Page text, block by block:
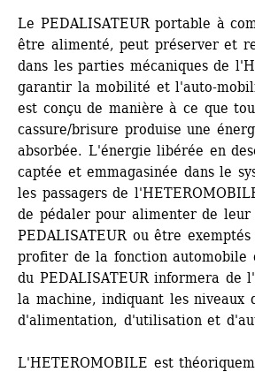
Le PEDALISATEUR portable à
être alimenté, peut préserver et
dans les parties mécaniques de
garantir la mobilité et l'auto-
est conçu de manière à ce que
cassure/brisure produise une
absorbée. L'énergie libérée en
captée et emmagasinée dans le
les passagers de
de pédaler pour alimenter de leur
PEDALISATEUR ou être
profiter de la fonction automobile
du PEDALISATEUR informera de
la machine, indiquant les niveaux
d'alimentation, d'utilisation et
L'HETEROMOBILE est